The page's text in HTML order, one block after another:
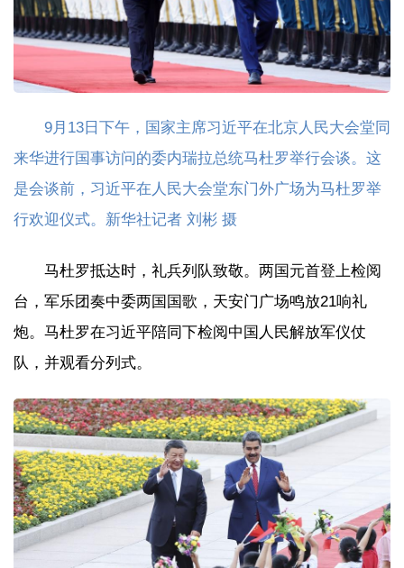
9月13日下午，国家主席习近平在北京人民大会堂同
来华进行国事访问的委内瑞拉总统马杜罗举行会谈。这
是会谈前，习近平在人民大会堂东门外广场为马杜罗举
行欢迎仪式。新华社记者 刘彬 摄
马杜罗抵达时，礼兵列队致敬。两国元首登上检阅
台，军乐团奏中委两国国歌，天安门广场鸣放21响礼
炮。马杜罗在习近平陪同下检阅中国人民解放军仪仗
队，并观看分列式。